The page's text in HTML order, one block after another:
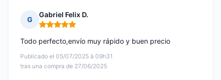
G
Gabriel Felix D.
Nota: 5 de 5
Publicado el 05/07/2025 à 09h31
tras una compra de 27/06/2025
Todo perfecto,envío muy rápido y buen precio